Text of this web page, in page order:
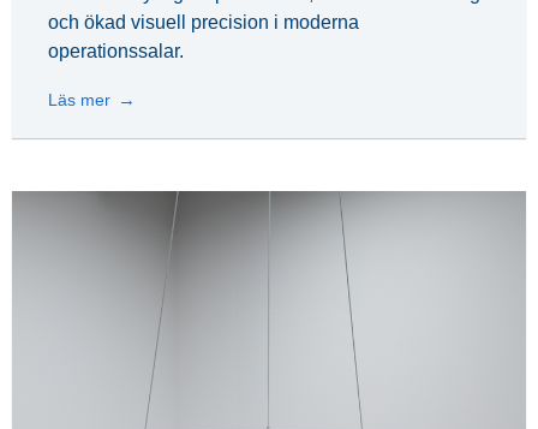
och ökad visuell precision i moderna
operationssalar.
Läs mer